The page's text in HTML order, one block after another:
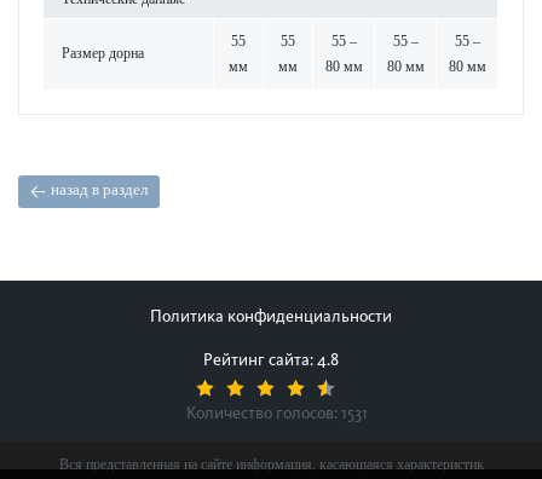
Размер дорна
55
мм
55
мм
55 –
80 мм
55 –
80 мм
55 –
80 мм
назад в раздел
Политика конфиденциальности
Рейтинг сайта: 4.8
Количество голосов: 1531
Вся представленная на сайте информация, касающаяся характеристик